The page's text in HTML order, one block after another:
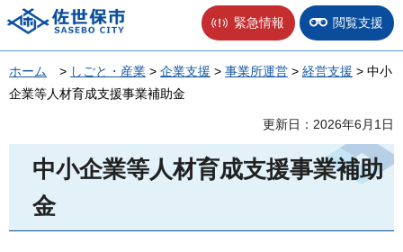
佐世保市 緊急情報 閲覧支援
ホーム > しごと・産業 > 企業支援 > 事業所運営 > 経営支援 > 中小
企業等人材育成支援事業補助金
更新日：2026年6月1日
中小企業等人材育成支援事業補助
金